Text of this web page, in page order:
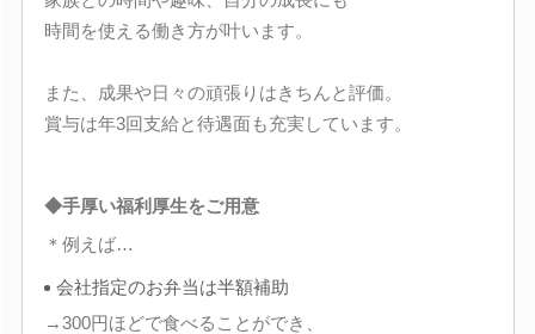
時間を使える働き方が叶います。
また、成果や日々の頑張りはきちんと評価。
賞与は年3回支給と待遇面も充実しています。
◆手厚い福利厚生をご用意
＊例えば…
会社指定のお弁当は半額補助
→300円ほどで食べることができ、